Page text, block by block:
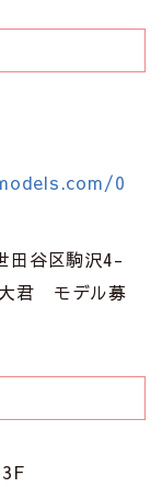
0
谷区駒沢4-
君 モデル募